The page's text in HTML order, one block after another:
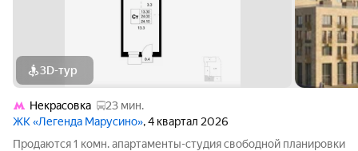
3D-тур
Некрасовка
23 мин.
ЖК «Легенда Марусино», 4 квартал 2026
Продаются 1 комн. апартаменты-студия свободной планировки